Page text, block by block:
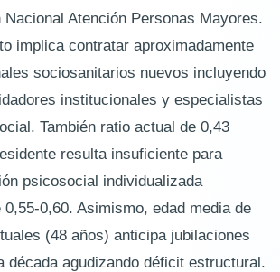
Nacional Atención Personas Mayores.
implica contratar aproximadamente
sociosanitarios nuevos incluyendo
institucionales y especialistas
También ratio actual de 0,43
resulta insuficiente para
psicosocial individualizada
0,55-0,60. Asimismo, edad media de
(48 años) anticipa jubilaciones
década agudizando déficit estructural.